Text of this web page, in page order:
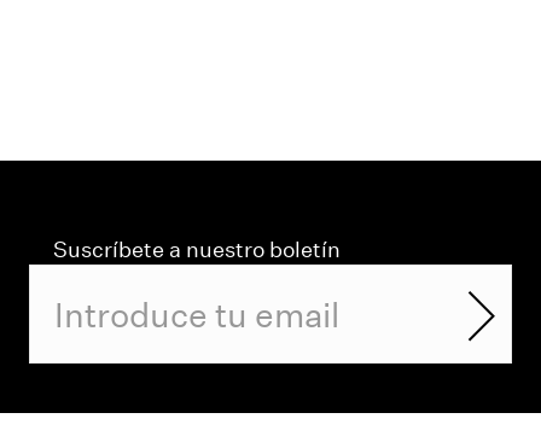
Suscríbete a nuestro boletín